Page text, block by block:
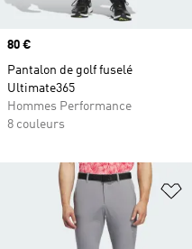
Prix
80 €
Pantalon de golf fuselé
Ultimate365
Hommes Performance
8 couleurs